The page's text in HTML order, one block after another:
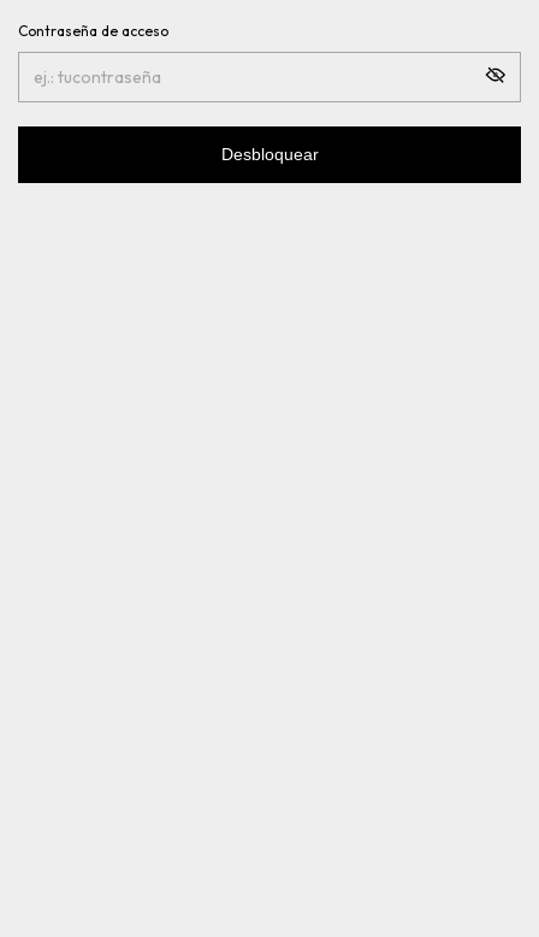
Contraseña de acceso
Desbloquear